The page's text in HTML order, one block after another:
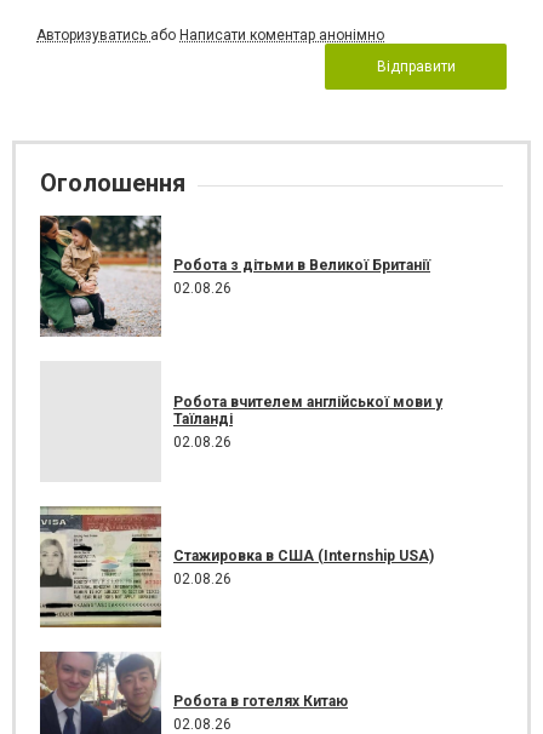
Авторизуватись або Написати коментар анонімно
Відправити
Оголошення
Робота з дітьми в Великої Британії
02.08.26
Робота вчителем англійської мови у
Таїланді
02.08.26
Стажировка в США (Internship USA)
02.08.26
Робота в готелях Китаю
02.08.26